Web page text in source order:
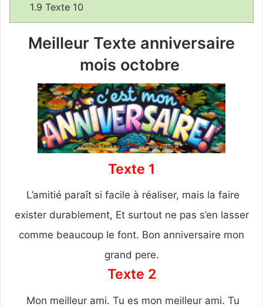
1.9 Texte 10
Meilleur Texte anniversaire
mois octobre
Texte 1
L’amitié paraît si facile à réaliser, mais la faire
exister durablement, Et surtout ne pas s’en lasser
comme beaucoup le font. Bon anniversaire mon
grand pere.
Texte 2
Mon meilleur ami. Tu es mon meilleur ami. Tu